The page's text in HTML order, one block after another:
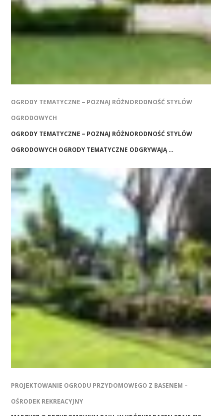
OGRODY TEMATYCZNE – POZNAJ RÓŻNORODNOŚĆ STYLÓW
OGRODOWYCH
OGRODY TEMATYCZNE – POZNAJ RÓŻNORODNOŚĆ STYLÓW
OGRODOWYCH OGRODY TEMATYCZNE ODGRYWAJĄ …
PROJEKTOWANIE OGRODU PRZYDOMOWEGO Z BASENEM –
OŚRODEK REKREACYJNY